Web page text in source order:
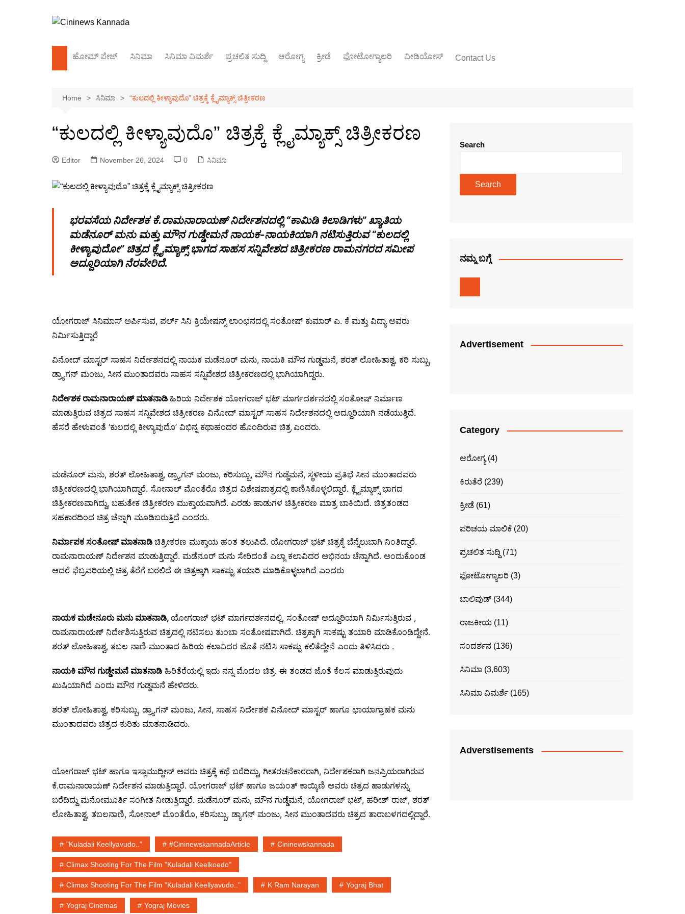
ಹೋಮ್‌ ಪೇಜ್ ಸಿನಿಮಾ
ಬಾಲಿವುಡ್
ಸಿನಿಮಾ ವಿಮರ್ಶೆ ಪ್ರಚಲಿತ ಸುದ್ದಿ ಆರೋಗ್ಯ ಕ್ರೀಡೆ ಫೋಟೋಗ್ಯಾಲರಿ ವೀಡಿಯೋಸ್ Contact Us
Home ಸಿನಿಮಾ “ಕುಲದಲ್ಲಿ ಕೀಳ್ಯಾವುದೊ” ಚಿತ್ರಕ್ಕೆ ಕ್ಲೈಮ್ಯಾಕ್ಸ್ ಚಿತ್ರೀಕರಣ
“ಕುಲದಲ್ಲಿ ಕೀಳ್ಯಾವುದೊ” ಚಿತ್ರಕ್ಕೆ ಕ್ಲೈಮ್ಯಾಕ್ಸ್ ಚಿತ್ರೀಕರಣ
Editor November 26, 2024 0 ಸಿನಿಮಾ
ಭರವಸೆಯ ನಿರ್ದೇಶಕ ಕೆ.ರಾಮನಾರಾಯಣ್ ನಿರ್ದೇಶನದಲ್ಲಿ “ಕಾಮಿಡಿ ಕಿಲಾಡಿಗಳು” ಖ್ಯಾತಿಯ
ಮಡೆನೂರ್ ಮನು ಮತ್ತು ಮೌನ ಗುಡ್ಡೇಮನೆ ನಾಯಕ-ನಾಯಕಿಯಾಗಿ ನಟಿಸುತ್ತಿರುವ “ಕುಲದಲ್ಲಿ
ಕೀಳ್ಯಾವುದೋ” ಚಿತ್ರದ ಕ್ಲೈಮ್ಯಾಕ್ಸ್ ಭಾಗದ ಸಾಹಸ ಸನ್ನಿವೇಶದ ಚಿತ್ರೀಕರಣ ರಾಮನಗರದ ಸಮೀಪ
ಅದ್ದೂರಿಯಾಗಿ ನೆರವೇರಿದೆ.
ಯೋಗರಾಜ್ ಸಿನಿಮಾಸ್ ಅರ್ಪಿಸುವ, ಪರ್ಲ್ ಸಿನಿ ಕ್ರಿಯೇಷನ್ಸ್ ಲಾಂಛನದಲ್ಲಿ ಸಂತೋಷ್ ಕುಮಾರ್ ಎ. ಕೆ ಮತ್ತು ವಿದ್ಯಾ ಅವರು
ನಿರ್ಮಿಸುತ್ತಿದ್ದಾರೆ
ವಿನೋದ್ ಮಾಸ್ಟರ್ ಸಾಹಸ ನಿರ್ದೇಶನದಲ್ಲಿ ನಾಯಕ ಮಡೆನೂರ್ ಮನು, ನಾಯಕಿ ಮೌನ ಗುಡ್ಡಮನೆ, ಶರತ್ ಲೋಹಿತಾಶ್ವ, ಕರಿ ಸುಬ್ಬು,
ಡ್ರ್ಯಾಗನ್ ಮಂಜು, ಸೀನ ಮುಂತಾದವರು ಸಾಹಸ ಸನ್ನಿವೇಶದ ಚಿತ್ರೀಕರಣದಲ್ಲಿ ಭಾಗಿಯಾಗಿದ್ದರು.
ನಿರ್ದೇಶಕ ರಾಮನಾರಾಯಣ್ ಮಾತನಾಡಿ ಹಿರಿಯ ನಿರ್ದೇಶಕ ಯೋಗರಾಜ್ ಭಟ್ ಮಾರ್ಗದರ್ಶನದಲ್ಲಿ ಸಂತೋಷ್ ನಿರ್ಮಾಣ
ಮಾಡುತ್ತಿರುವ ಚಿತ್ರದ ಸಾಹಸ ಸನ್ನಿವೇಶದ ಚಿತ್ರೀಕರಣ ವಿನೋದ್ ಮಾಸ್ಟರ್ ಸಾಹಸ ನಿರ್ದೇಶನದಲ್ಲಿ ಅದ್ದೂರಿಯಾಗಿ ನಡೆಯುತ್ತಿದೆ.
ಹೆಸರೆ ಹೇಳುವಂತೆ ‘ಕುಲದಲ್ಲಿ ಕೀಳ್ಯಾವುದೊ’ ವಿಭಿನ್ನ ಕಥಾಹಂದರ ಹೊಂದಿರುವ ಚಿತ್ರ ಎಂದರು.
ಮಡೆನೂರ್ ಮನು, ಶರತ್ ಲೋಹಿತಾಶ್ವ, ಡ್ರ್ಯಾಗನ್ ಮಂಜು, ಕರಿಸುಬ್ಬು, ಮೌನ ಗುಡ್ಡೆಮನೆ, ಸ್ಥಳೀಯ ಪ್ರತಿಭೆ ಸೀನ ಮುಂತಾದವರು
ಚಿತ್ರೀಕರಣದಲ್ಲಿ ಭಾಗಿಯಾಗಿದ್ದಾರೆ. ಸೋನಾಲ್ ಮೊಂತೆರೊ ಚಿತ್ರದ ವಿಶೇಷಪಾತ್ರದಲ್ಲಿ ಕಾಣಿಸಿಕೊಳ್ಳಲಿದ್ದಾರೆ. ಕ್ಲೈಮ್ಯಾಕ್ಸ್ ಭಾಗದ
ಚಿತ್ರೀಕರಣವಾಗಿದ್ದು, ಬಹುತೇಕ ಚಿತ್ರೀಕರಣ ಮುಕ್ತಾಯವಾಗಿದೆ. ಎರಡು ಹಾಡುಗಳ ಚಿತ್ರೀಕರಣ ಮಾತ್ರ ಬಾಕಿಯಿದೆ. ಚಿತ್ರತಂಡದ
ಸಹಕಾರದಿಂದ ಚಿತ್ರ ಚೆನ್ನಾಗಿ ಮೂಡಿಬರುತ್ತಿದೆ ಎಂದರು.
ನಿರ್ಮಾಪಕ ಸಂತೋಷ್ ಮಾತನಾಡಿ ಚಿತ್ರೀಕರಣ ಮುಕ್ತಾಯ ಹಂತ ತಲುಪಿದೆ. ಯೋಗರಾಜ್ ಭಟ್ ಚಿತ್ರಕ್ಕೆ ಬೆನ್ನೆಲುಬಾಗಿ ನಿಂತಿದ್ದಾರೆ.
ರಾಮನಾರಾಯಣ್ ನಿರ್ದೇಶನ ಮಾಡುತ್ತಿದ್ದಾರೆ. ಮಡೆನೂರ್ ಮನು ಸೇರಿದಂತೆ ಎಲ್ಲಾ ಕಲಾವಿದರ ಅಭಿನಯ ಚೆನ್ನಾಗಿದೆ. ಅಂದುಕೊಂಡ
ಆದರೆ ಫೆಬ್ರವರಿಯಲ್ಲಿ ಚಿತ್ರ ತೆರೆಗೆ ಬರಲಿದೆ ಈ ಚಿತ್ರಕ್ಕಾಗಿ ಸಾಕಷ್ಟು ತಯಾರಿ ಮಾಡಿಕೊಳ್ಳಲಾಗಿದೆ ಎಂದರು
ನಾಯಕ ಮಡೇನೂರು ಮನು ಮಾತನಾಡಿ, ಯೋಗರಾಜ್ ಭಟ್ ಮಾರ್ಗದರ್ಶನದಲ್ಲಿ, ಸಂತೋಷ್ ಅದ್ದೂರಿಯಾಗಿ ನಿರ್ಮಿಸುತ್ತಿರುವ ,
ರಾಮನಾರಾಯಣ್ ನಿರ್ದೇಶಿಸುತ್ತಿರುವ ಚಿತ್ರದಲ್ಲಿ ನಟಿಸಲು ತುಂಬಾ ಸಂತೋಷವಾಗಿದೆ. ಚಿತ್ರಕ್ಕಾಗಿ ಸಾಕಷ್ಟು ತಯಾರಿ ಮಾಡಿಕೊಂಡಿದ್ದೇನೆ.
ಶರತ್ ಲೋಹಿತಾಶ್ವ, ತಬಲ ನಾಣಿ ಮುಂತಾದ ಹಿರಿಯ ಕಲಾವಿದರ ಜೊತೆ ನಟಿಸಿ ಸಾಕಷ್ಟು ಕಲಿತೆದ್ದೇನೆ ಎಂದು ತಿಳಿಸಿದರು .
ನಾಯಕಿ ಮೌನ ಗುಡ್ಡೇಮನೆ ಮಾತನಾಡಿ ಹಿರಿತೆರೆಯಲ್ಲಿ ಇದು ನನ್ನ ಮೊದಲ ಚಿತ್ರ. ಈ ತಂಡದ ಜೊತೆ ಕೆಲಸ ಮಾಡುತ್ತಿರುವುದು
ಖುಷಿಯಾಗಿದೆ ಎಂದು ಮೌನ ಗುಡ್ಡಮನೆ ಹೇಳಿದರು.
ಶರತ್ ಲೋಹಿತಾಶ್ವ, ಕರಿಸುಬ್ಬು, ಡ್ರ್ಯಾಗನ್ ಮಂಜು, ಸೀನ, ಸಾಹಸ ನಿರ್ದೇಶಕ ವಿನೋದ್ ಮಾಸ್ಟರ್ ಹಾಗೂ ಛಾಯಾಗ್ರಾಹಕ ಮನು
ಮುಂತಾದವರು ಚಿತ್ರದ ಕುರಿತು ಮಾತನಾಡಿದರು.
ಯೋಗರಾಜ್ ಭಟ್ ಹಾಗೂ ಇಸ್ಲಾಮುದ್ದೀನ್ ಅವರು ಚಿತ್ರಕ್ಕೆ ಕಥೆ ಬರೆದಿದ್ದು, ಗೀತರಚನೆಕಾರರಾಗಿ, ನಿರ್ದೇಶಕರಾಗಿ ಜನಪ್ರಿಯರಾಗಿರುವ
ಕೆ.ರಾಮನಾರಾಯಣ್ ನಿರ್ದೇಶನ ಮಾಡುತ್ತಿದ್ದಾರೆ. ಯೋಗರಾಜ್ ಭಟ್ ಹಾಗೂ ಜಯಂತ್ ಕಾಯ್ಕಿಣಿ ಅವರು ಚಿತ್ರದ ಹಾಡುಗಳನ್ನು
ಬರೆದಿದ್ದು ಮನೋಮೂರ್ತಿ ಸಂಗೀತ ನೀಡುತ್ತಿದ್ದಾರೆ. ಮಡೆನೂರ್ ಮನು, ಮೌನ ಗುಡ್ಡೆಮನೆ, ಯೋಗರಾಜ್ ಭಟ್, ಹರೀಶ್ ರಾಜ್, ಶರತ್
ಲೋಹಿತಾಶ್ವ, ತಬಲನಾಣಿ, ಸೋನಾಲ್ ಮೊಂತೆರೊ, ಕರಿಸುಬ್ಬು, ಡ್ಯಾಗನ್ ಮಂಜು, ಸೀನ ಮುಂತಾದವರು ಚಿತ್ರದ ತಾರಾಬಳಗದಲ್ಲಿದ್ದಾರೆ.
"Kuladali Keellyavudo.." #cininewskannadaArticle Cininewskannada
Climax Shooting For The Film "Kuladali Keelkoedo"
Climax Shooting For The Film "Kuladali Keellyavudo.." K Ram Narayan Yograj Bhat
Yograj Cinemas Yograj Movies
Search
Search
ನಮ್ಮ ಬಗ್ಗೆ
Advertisement
Category
ಆರೋಗ್ಯ(4)
ಕಿರುತೆರೆ (239)
ಕ್ರೀಡೆ (61)
ಪರಿಚಯ ಮಾಲಿಕೆ (20)
ಪ್ರಚಲಿತ ಸುದ್ದಿ (71)
ಫೋಟೋಗ್ಯಾಲರಿ (3)
ಬಾಲಿವುಡ್ (344)
ರಾಜಕೀಯ (11)
ಸಂದರ್ಶನ (136)
ಸಿನಿಮಾ (3,603)
ಸಿನಿಮಾ ವಿಮರ್ಶೆ (165)
Adverstisements